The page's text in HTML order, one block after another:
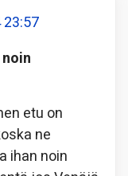
23:57
etu on
ne
ihan noin